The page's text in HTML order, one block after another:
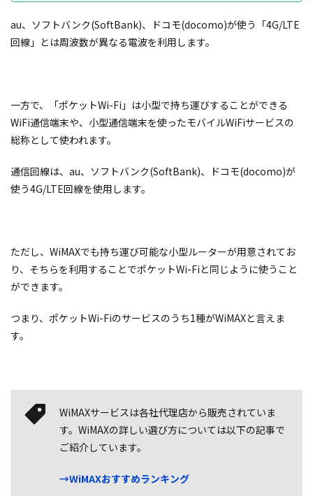
au、ソフトバンク(SoftBank)、ドコモ(docomo)が使う「4G/LTE
回線」とは周波数が異なる電波を利用します。
一方で、「ポケットWi-Fi」は小型で持ち運びすることができる
WiFi通信端末や、小型通信端末を使ったモバイルWiFiサービスの
総称として使われます。
通信回線は、au、ソフトバンク(SoftBank)、ドコモ(docomo)が
使う4G/LTE回線を使用します。
ただし、WiMAXでも持ち運び可能な小型ルーターが用意されてお
り、そちらを利用することでポケットWi-Fiと同じように使うこと
ができます。
つまり、ポケットWi-Fiのサービスのうち1種がWiMAXと言えま
す。
WiMAXサービスは各社代理店から販売されていま
す。WiMAXの詳しい選び方については以下の記事で
ご紹介しています。
→WiMAXおすすめランキング